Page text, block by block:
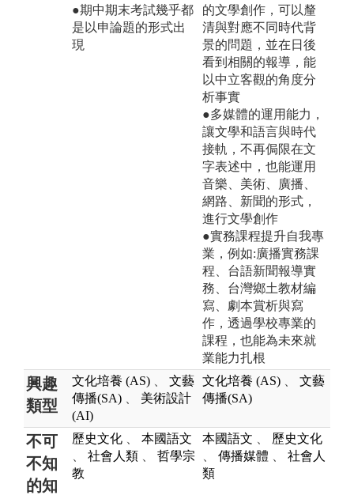
●期中期末考試幾乎都
是以申論題的形式出
現
的文學創作，可以釐
清與對應不同時代背
景的問題，並在日後
看到相關的報導，能
以中立客觀的角度分
析事實
●多媒體的運用能力，
讓文學和語言與時代
接軌，不再侷限在文
字表述中，也能運用
音樂、美術、廣播、
網路、新聞的形式，
進行文學創作
●實務課程提升自我專
業，例如:廣播實務課
程、台語新聞報導實
務、台灣鄉土教材編
寫、劇本賞析與寫
作，透過學校專業的
課程，也能為未來就
業能力扎根
興趣
類型
文化培養 (AS)
文藝
傳播(SA)
美術設計
(AI)
文化培養 (AS)
文藝
傳播(SA)
不可
不知
的知
歷史文化
本國語文
社會人類
哲學宗
教
本國語文
歷史文化
傳播媒體
社會人
類